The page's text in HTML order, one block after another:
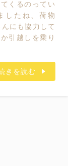
くるのってい
したね、荷物
にも協力して
引越しを乗り
きを読む